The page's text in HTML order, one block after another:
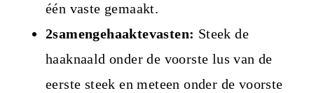
één vaste gemaakt.
2samengehaaktevasten: Steek de
haaknaald onder de voorste lus van de
eerste steek en meteen onder de voorste